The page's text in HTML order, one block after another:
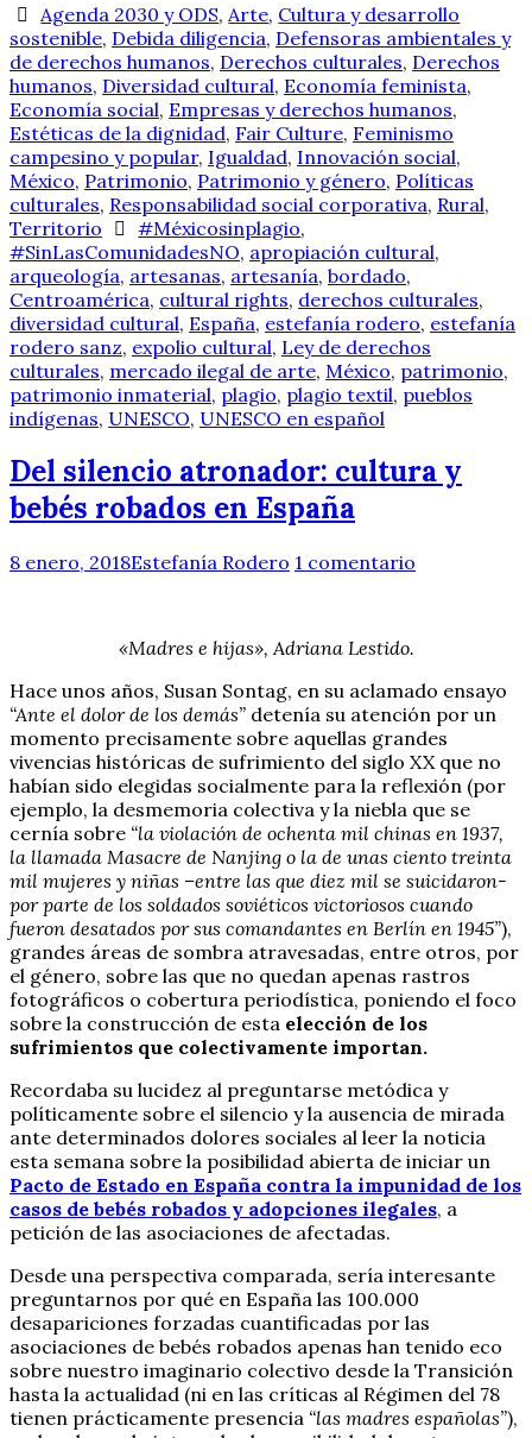
Agenda 2030 y ODS, Arte, Cultura y desarrollo
sostenible, Debida diligencia, Defensoras ambientales y
de derechos humanos, Derechos culturales, Derechos
humanos, Diversidad cultural, Economía feminista,
Economía social, Empresas y derechos humanos,
Estéticas de la dignidad, Fair Culture, Feminismo
campesino y popular, Igualdad, Innovación social,
México, Patrimonio, Patrimonio y género, Políticas
culturales, Responsabilidad social corporativa, Rural,
Territorio
#Méxicosinplagio,
#SinLasComunidadesNO, apropiación cultural,
arqueología, artesanas, artesanía, bordado,
Centroamérica, cultural rights, derechos culturales,
diversidad cultural, España, estefanía rodero, estefanía
rodero sanz, expolio cultural, Ley de derechos
culturales, mercado ilegal de arte, México, patrimonio,
patrimonio inmaterial, plagio, plagio textil, pueblos
indígenas, UNESCO, UNESCO en español
Del silencio atronador: cultura y
bebés robados en España
8 enero, 2018Estefanía Rodero 1 comentario
«Madres e hijas», Adriana Lestido.
Hace unos años, Susan Sontag, en su aclamado ensayo
“Ante el dolor de los demás” detenía su atención por un
momento precisamente sobre aquellas grandes
vivencias históricas de sufrimiento del siglo XX que no
habían sido elegidas socialmente para la reflexión (por
ejemplo, la desmemoria colectiva y la niebla que se
cernía sobre “la violación de ochenta mil chinas en 1937,
la llamada Masacre de Nanjing o la de unas ciento treinta
mil mujeres y niñas –entre las que diez mil se suicidaron-
por parte de los soldados soviéticos victoriosos cuando
fueron desatados por sus comandantes en Berlín en 1945”),
grandes áreas de sombra atravesadas, entre otros, por
el género, sobre las que no quedan apenas rastros
fotográficos o cobertura periodística, poniendo el foco
sobre la construcción de esta elección de los
sufrimientos que colectivamente importan.
Recordaba su lucidez al preguntarse metódica y
políticamente sobre el silencio y la ausencia de mirada
ante determinados dolores sociales al leer la noticia
esta semana sobre la posibilidad abierta de iniciar un
Pacto de Estado en España contra la impunidad de los
casos de bebés robados y adopciones ilegales, a
petición de las asociaciones de afectadas.
Desde una perspectiva comparada, sería interesante
preguntarnos por qué en España las 100.000
desapariciones forzadas cuantificadas por las
asociaciones de bebés robados apenas han tenido eco
sobre nuestro imaginario colectivo desde la Transición
hasta la actualidad (ni en las críticas al Régimen del 78
tienen prácticamente presencia “las madres españolas”),